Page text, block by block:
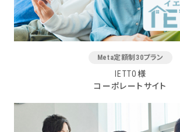
Meta定額制30プラン
IETTO様
コーポレートサイト